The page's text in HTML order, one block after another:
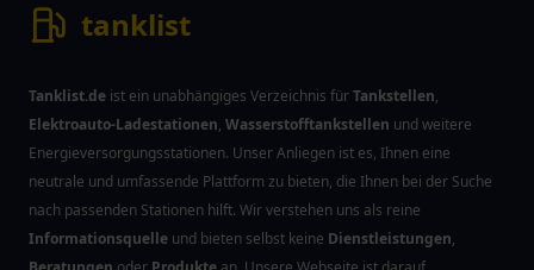
tanklist
Tanklist.de ist ein unabhängiges Verzeichnis fürTankstellen,
Elektroauto-Ladestationen, Wasserstofftankstellen und weitere
Energieversorgungsstationen. Unser Anliegen ist es, Ihnen eine
neutrale und umfassende Plattform zu bieten, die Ihnen bei der Suche
nach passenden Stationen hilft. Wir verstehen uns als reine
Informationsquelle und bieten selbst keine Dienstleistungen,